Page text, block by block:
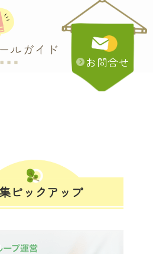
ルガイド
お問合せ
ピックアップ